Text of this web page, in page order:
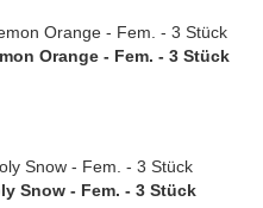
Orange - Fem. - 3 Stück
Snow - Fem. - 3 Stück